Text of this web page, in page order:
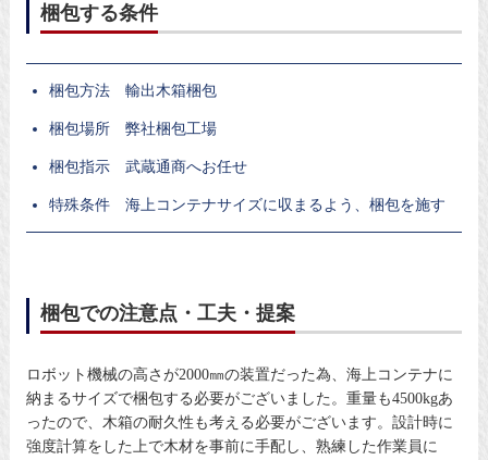
梱包する条件
梱包方法 輸出木箱梱包
梱包場所 弊社梱包工場
梱包指示 武蔵通商へお任せ
特殊条件 海上コンテナサイズに収まるよう、梱包を施す
梱包での注意点・工夫・提案
ロボット機械の高さが2000㎜の装置だった為、海上コンテナに
納まるサイズで梱包する必要がございました。重量も4500kgあ
ったので、木箱の耐久性も考える必要がございます。設計時に
強度計算をした上で木材を事前に手配し、熟練した作業員に